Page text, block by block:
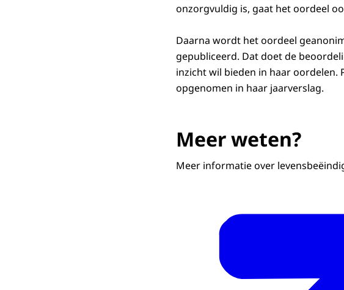
onzorgvuldig is, gaat het oordeel
Daarna wordt het oordeel
gepubliceerd. Dat doet de
inzicht wil bieden in haar oordelen.
opgenomen in haar jaarverslag.
Meer weten?
Meer informatie over